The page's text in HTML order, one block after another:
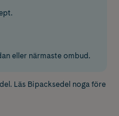
eller närmaste ombud.
Läs Bipacksedel noga före